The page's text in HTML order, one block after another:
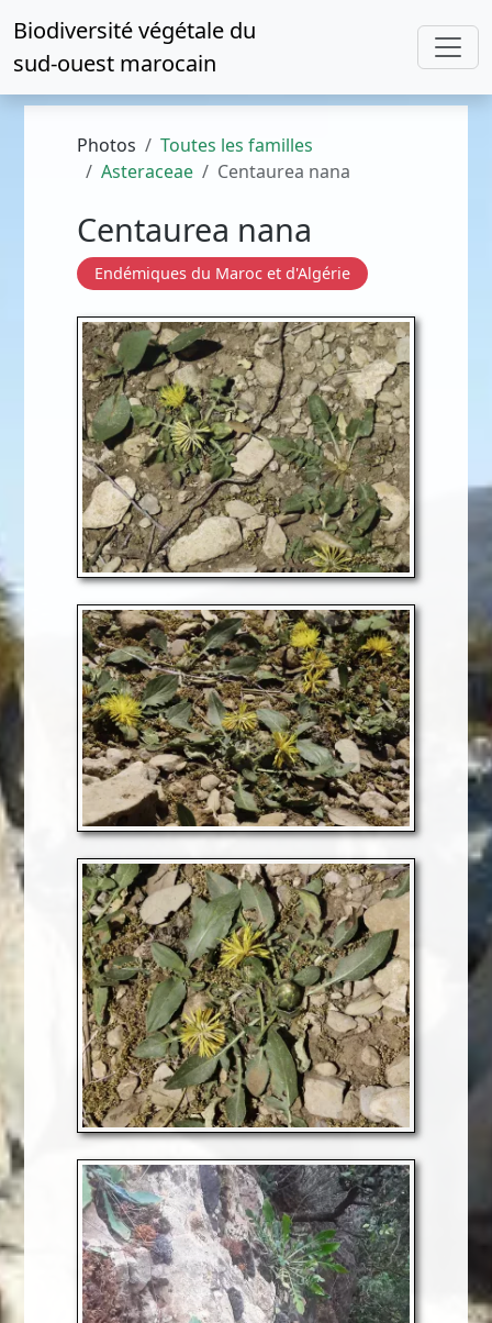
Biodiversité végétale du
sud-ouest marocain
Photos
Toutes les familles
Asteraceae
Centaurea nana
Centaurea nana
Endémiques du Maroc et d'Algérie